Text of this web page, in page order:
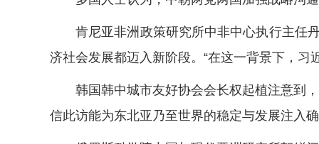
肯尼亚非洲政策研究所中非中心执行主任丹
济社会发展都迈入新阶段。“在这一背景下，
韩国韩中城市友好协会会长权起植注意到，
信此访能为东北亚乃至世界的稳定与发展注入